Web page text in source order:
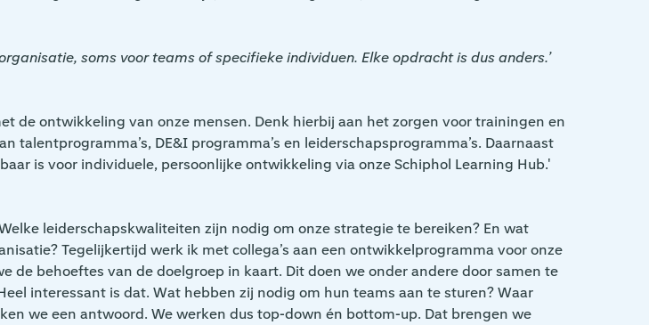
soms voor teams of specifieke individuen. Elke opdracht is dus anders.’
de ontwikkeling van onze mensen. Denk hierbij aan het zorgen voor trainingen en
DE&I programma’s en leiderschapsprogramma’s. Daarnaast
is voor individuele, persoonlijke ontwikkeling via onze Schiphol Learning Hub.'
leiderschapskwaliteiten zijn nodig om onze strategie te bereiken? En wat
Tegelijkertijd werk ik met collega’s aan een ontwikkelprogramma voor onze
behoeftes van de doelgroep in kaart. Dit doen we onder andere door samen te
interessant is dat. Wat hebben zij nodig om hun teams aan te sturen? Waar
we een antwoord. We werken dus top-down én bottom-up. Dat brengen we